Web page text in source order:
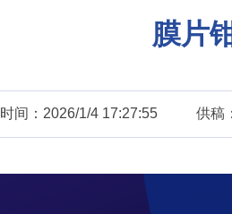
膜片
时间：2026/1/4 17:27:55 供稿